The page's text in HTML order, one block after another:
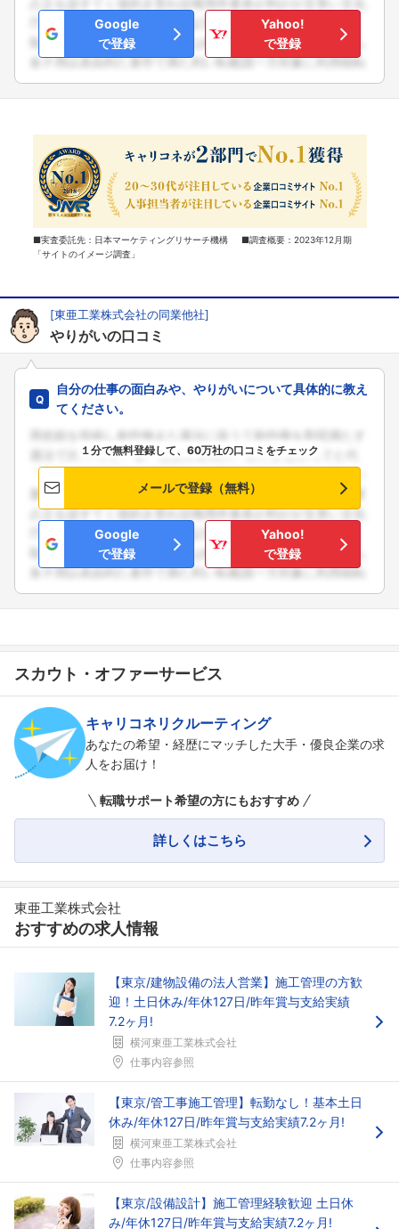
Google
で登録
Yahoo!
で登録
■実査委託先：日本マーケティングリサーチ機構 ■調査概要：2023年12月期
「サイトのイメージ調査」
[東亜工業株式会社の同業他社]
やりがいの口コミ
自分の仕事の面白みや、やりがいについて具体的に教え
てください。
１分で無料登録して、60万社の口コミをチェック
メールで登録（無料）
Google
で登録
Yahoo!
で登録
スカウト・オファーサービス
キャリコネリクルーティング
あなたの希望・経歴にマッチした大手・優良企業の求
人をお届け！
転職サポート希望の方にもおすすめ
詳しくはこちら
東亜工業株式会社
おすすめの求人情報
【東京/建物設備の法人営業】施工管理の方歓
迎！土日休み/年休127日/昨年賞与支給実績
7.2ヶ月!
横河東亜工業株式会社
仕事内容参照
【東京/管工事施工管理】転勤なし！基本土日
休み/年休127日/昨年賞与支給実績7.2ヶ月!
横河東亜工業株式会社
仕事内容参照
【東京/設備設計】施工管理経験歓迎 土日休
み/年休127日/昨年賞与支給実績7.2ヶ月!